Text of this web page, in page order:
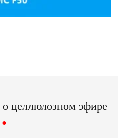
целлюлозном эфире